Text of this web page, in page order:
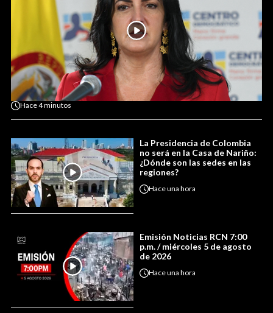
Hace4 minutos
La Presidencia de Colombia
no será en la Casa de Nariño:
¿Dónde son las sedes en las
regiones?
Haceuna hora
Emisión Noticias RCN 7:00
p.m. / miércoles 5 de agosto
de 2026
Haceuna hora